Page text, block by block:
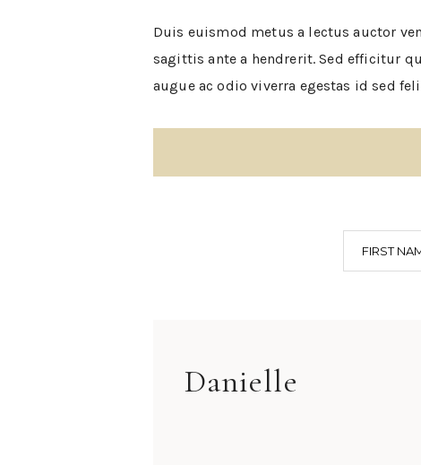
Duis euismod metus a lectus auctor
sagittis ante a hendrerit. Sed efficitur
augue ac odio viverra egestas id sed
FIRST
Danielle